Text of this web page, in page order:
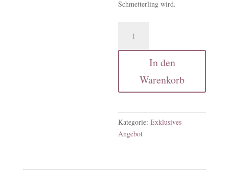
Schmetterling wird.
1:1
In den
Warenkorb
Kategorie:Exklusives
Angebot